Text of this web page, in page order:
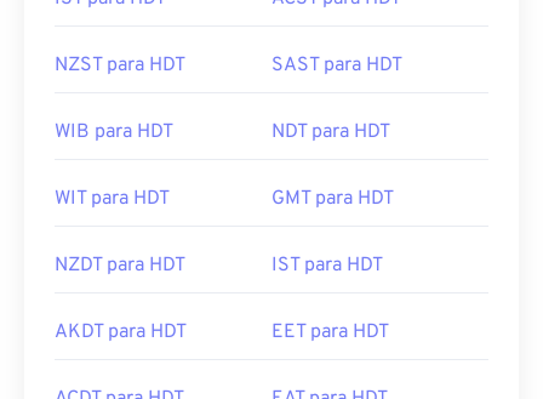
NZST para HDT SAST para HDT
WIB para HDT NDT para HDT
WIT para HDT GMT para HDT
NZDT para HDT IST para HDT
AKDT para HDT EET para HDT